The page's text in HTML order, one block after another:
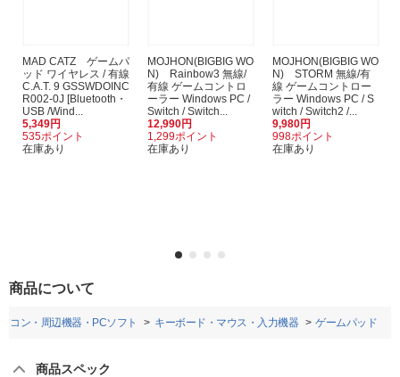
MAD CATZ ゲームパ
ッド ワイヤレス / 有線
C.A.T. 9 GSSWDOINC
R002-0J [Bluetooth・
USB /Wind...
5,349円
535ポイント
在庫あり
MOJHON(BIGBIG WO
N) Rainbow3 無線/
有線 ゲームコントロ
ーラー Windows PC /
Switch / Switch...
12,990円
1,299ポイント
在庫あり
MOJHON(BIGBIG WO
N) STORM 無線/有
線 ゲームコントロー
ラー Windows PC / S
witch / Switch2 /...
9,980円
998ポイント
在庫あり
商品について
コン・周辺機器・PCソフト キーボード・マウス・入力機器 ゲームパッド
商品スペック